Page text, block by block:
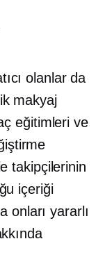
olanlar da
makyaj
eğitimleri ve
takipçilerinin
içeriği
onları yararlı